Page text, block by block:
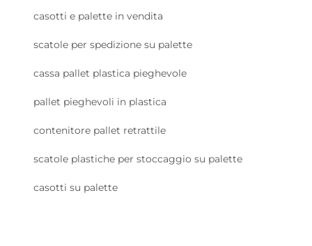
casotti e palette in vendita
scatole per spedizione su palette
cassa pallet plastica pieghevole
pallet pieghevoli in plastica
contenitore pallet retrattile
scatole plastiche per stoccaggio su palette
casotti su palette